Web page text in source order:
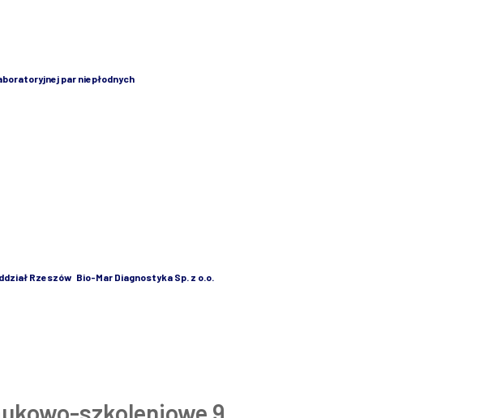
par niepłodnych
Rzeszów Bio-Mar Diagnostyka Sp. z o.o.
szkoleniowe 9